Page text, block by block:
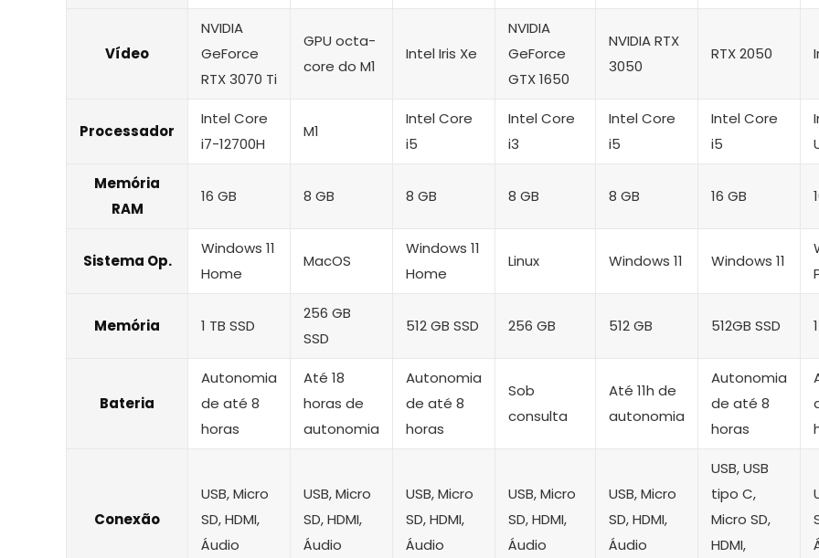
Vídeo
NVIDIA
GeForce
RTX 3070 Ti
GPU octa-
core do M1
Intel Iris Xe
‎NVIDIA
GeForce
GTX 1650
NVIDIA RTX
3050
RTX 2050
Processador
Intel Core
i7-12700H
M1
‎Intel Core
i5
Intel Core
i3
Intel Core
i5
Intel Core
i5
Memória
RAM
16 GB 8 GB 8 GB 8 GB 8 GB 16 GB
Sistema Op.
Windows 11
Home
MacOS
Windows 11
Home
Linux Windows 11 Windows 11
Memória 1 TB SSD
256 GB
SSD
512 GB SSD 256 GB 512 GB 512GB SSD
Bateria
Autonomia
de até 8
horas
Até 18
horas de
autonomia
Autonomia
de até 8
horas
Sob
consulta
Até 11h de
autonomia
Autonomia
de até 8
horas
Conexão
USB, Micro
SD, HDMI,
Áudio
USB, Micro
SD, HDMI,
Áudio
USB, Micro
SD, HDMI,
Áudio
USB, Micro
SD, HDMI,
Áudio
USB, Micro
SD, HDMI,
Áudio
USB, USB
tipo C,
Micro SD,
HDMI,